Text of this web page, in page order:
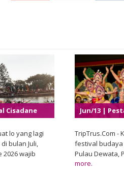
Cisadane
lo yang lagi
bulan Juli,
2026 wajib
Pemerintah
Jun/13 |
XLVIII 2026
TripTrus.Com -
festival
Pulau Dewata,
Bali jelas
more.